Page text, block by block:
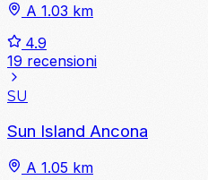
A 1.03 km
4.9
19 recensioni
SU
Sun Island Ancona
A 1.05 km